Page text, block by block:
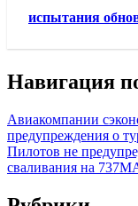
испытания
Навигация
Авиакомпании
предупреждения о
Пилотов не
сваливания на